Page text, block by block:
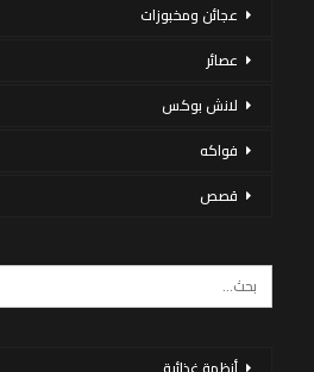
عجائن ومخبوزات
عصائر
لانش بوكس
فواكه
قصص